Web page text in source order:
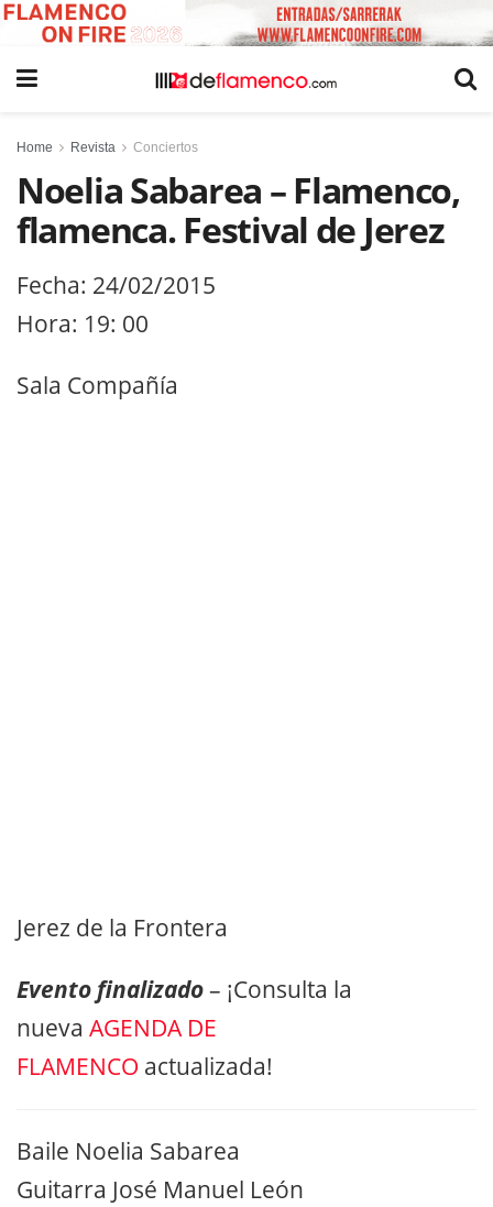
Home Revista Conciertos
Noelia Sabarea – Flamenco,
flamenca. Festival de Jerez
Fecha: 24/02/2015
Hora: 19: 00
Sala Compañía
Jerez de la Frontera
Evento finalizado– ¡Consulta la
nueva AGENDA DE
FLAMENCO actualizada!
Baile Noelia Sabarea
Guitarra José Manuel León